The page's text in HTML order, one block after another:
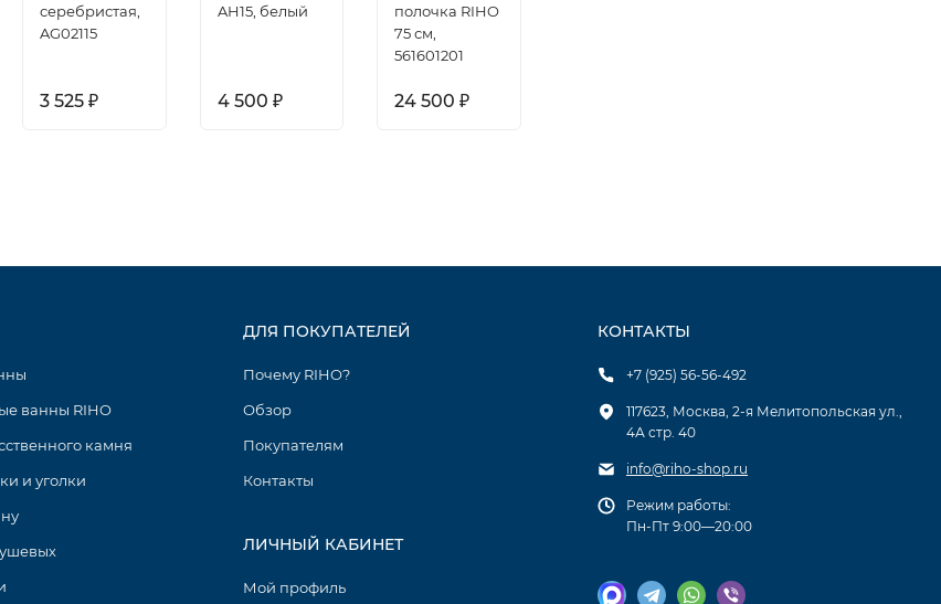
серебристая,
AG02115
3 525 ₽
AH15, белый
4 500 ₽
полочка RIHO
75 см,
561601201
24 500₽
ванны RIHO
камня
и уголки
ДЛЯ ПОКУПАТЕЛЕЙ
Почему RIHO?
Обзор
Покупателям
Контакты
ЛИЧНЫЙ КАБИНЕТ
Мой профиль
КОНТАКТЫ
+7 (925) 56-56-492
117623, Москва, 2-я Мелитопольская ул.,
4А стр. 40
info@riho-shop.ru
Режим работы:
Пн-Пт 9:00—20:00